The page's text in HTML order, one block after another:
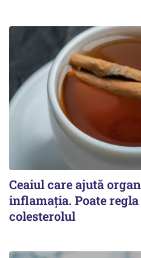
Ceaiul care ajută
inflamația. Poate
colesterolul